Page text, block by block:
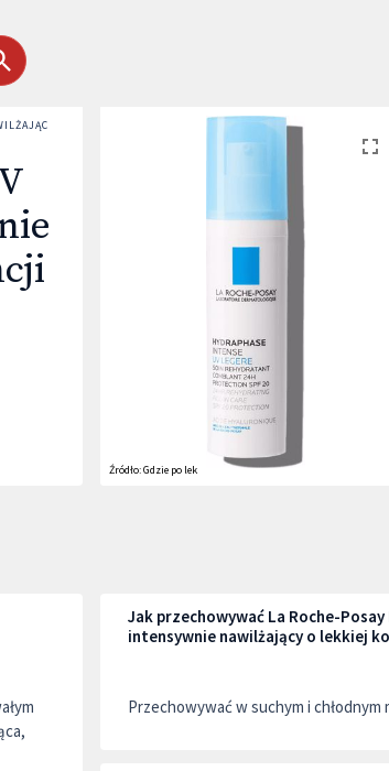
O LEKKIEJ KONSYSTENCJI SPF20
Źródło:Gdzie po lek
Jak przechowywać La Roche-
intensywnie nawilżający o lekkiej
Przechowywać w suchym i chłodnym